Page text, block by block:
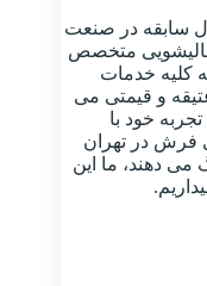
قالیشویی ماژیک با بیش از ۶۶ سال سابقه در صنعت
قالیشویی متخصص
کلیه خدمات
و قیمتی می
خود با
فرش در تهران
دهند، ما این